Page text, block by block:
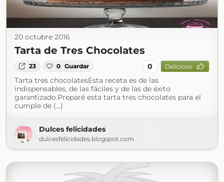
20 octubre 2016
Tarta de Tres Chocolates
23 0 Guardar 0 Delicioso
Tarta tres chocolatesEsta receta es de las
indispensables, de las fáciles y de las de éxito
garantizado.Preparé esta tarta tres chocolates para el
cumple de (...)
Dulces felicidades
dulcesfelicidades.blogspot.com